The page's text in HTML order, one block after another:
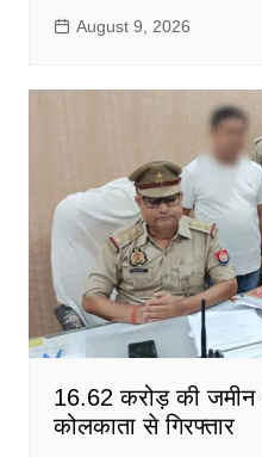
August 9, 2026
16.62 करोड़ की जमीन
कोलकाता से गिरफ्तार